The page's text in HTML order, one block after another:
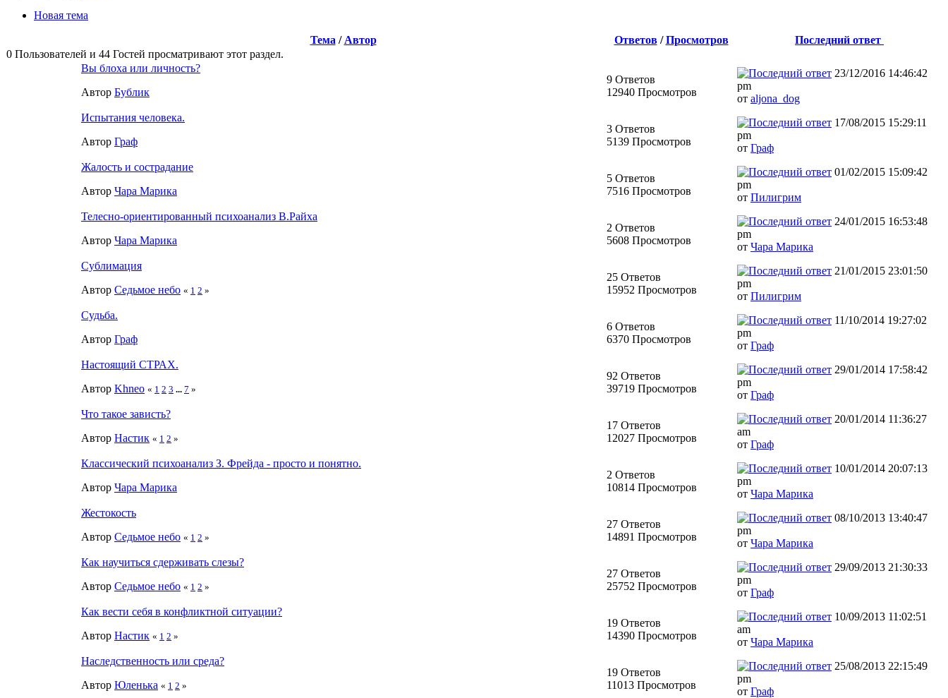
Новая тема
Тема / Автор Ответов/Просмотров
Последний ответ
0 Пользователей и 44 Гостей просматривают этот раздел.
Вы блоха или личность?
Автор Бублик
9 Ответов
12940 Просмотров
23/12/2016 14:46:42
pm
от aljona_dog
Испытания человека.
Автор Граф
3 Ответов
5139 Просмотров
17/08/2015 15:29:11
pm
от Граф
Жалость и сострадание
Автор Чара Марика
5 Ответов
7516 Просмотров
01/02/2015 15:09:42
pm
от Пилигрим
Телесно-ориентированный психоанализ В.Райха
Автор Чара Марика
2 Ответов
5608 Просмотров
24/01/2015 16:53:48
pm
от Чара Марика
Сублимация
Автор Седьмое небо « 1 2 »
25 Ответов
15952 Просмотров
21/01/2015 23:01:50
pm
от Пилигрим
Судьба.
Автор Граф
6 Ответов
6370 Просмотров
11/10/2014 19:27:02
pm
от Граф
Настоящий СТРАХ.
Автор Khneo « 1 2 3 ... 7 »
92 Ответов
39719 Просмотров
29/01/2014 17:58:42
pm
от Граф
Что такое зависть?
Автор Настик « 1 2 »
17 Ответов
12027 Просмотров
20/01/2014 11:36:27
am
от Граф
Классический психоанализ З. Фрейда - просто и понятно.
Автор Чара Марика
2 Ответов
10814 Просмотров
10/01/2014 20:07:13
pm
от Чара Марика
Жестокость
Автор Седьмое небо « 1 2 »
27 Ответов
14891 Просмотров
08/10/2013 13:40:47
pm
от Чара Марика
Как научиться сдерживать слезы?
Автор Седьмое небо « 1 2 »
27 Ответов
25752 Просмотров
29/09/2013 21:30:33
pm
от Граф
Как вести себя в конфликтной ситуации?
Автор Настик « 1 2 »
19 Ответов
14390 Просмотров
10/09/2013 11:02:51
am
от Чара Марика
Наследственность или среда?
Автор Юленька « 1 2 »
19 Ответов
11013 Просмотров
25/08/2013 22:15:49
pm
от Граф